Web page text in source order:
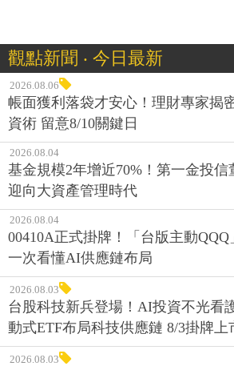
觀點新聞 ‧ 今日最新
2026.08.06
帳面獲利落袋才安心！理財專家揭
資術 留意8/10關鍵日
2026.08.04
基金規模2年增近70%！第一金投
迎向大資產管理時代
2026.08.04
00410A正式掛牌！「台版主動QQQ
一次看懂AI供應鏈布局
2026.08.03
台股科技新兵登場！AI投資不光看
動式ETF布局科技供應鏈 8/3掛牌上
2026.08.03